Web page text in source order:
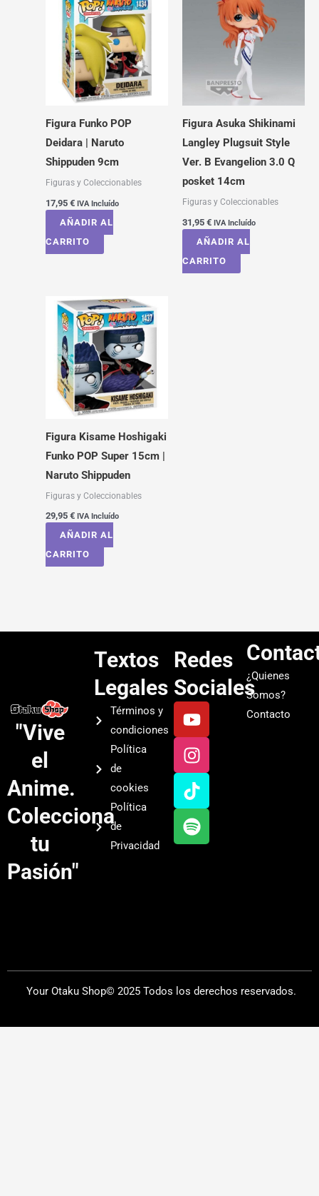
Figura Funko POP
Deidara | Naruto
Shippuden 9cm
Figuras y Coleccionables
17,95 € IVA Incluído
AÑADIR AL
CARRITO
Figura Asuka Shikinami
Langley Plugsuit Style
Ver. B Evangelion 3.0 Q
posket 14cm
Figuras y Coleccionables
31,95 € IVA Incluído
AÑADIR AL
CARRITO
Figura Kisame Hoshigaki
Funko POP Super 15cm |
Naruto Shippuden
Figuras y Coleccionables
29,95 € IVA Incluído
AÑADIR AL
CARRITO
"Vive
el
Anime.
Colecciona
tu
Pasión"
Textos
Legales
Términos y
condiciones
Política
de
cookies
Política
de
Privacidad
Redes
Sociales
Y
o
u
t
u
b
e
I
n
s
t
a
g
r
a
T
i
k
t
o
k
S
p
o
t
i
f
y
¿Quienes
Somos?
Contacto
Your Otaku Shop© 2025 Todos los derechos reservados.